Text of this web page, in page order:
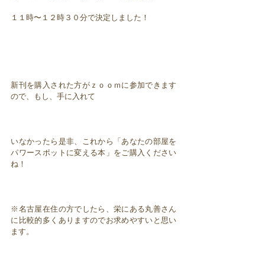
１１時〜１２時３０分で決定しました！
新刊を購入された方がｚｏｏｍに参加できます
ので、もし、手に入れて
いなかったら是非、これから「あなたの部屋を
パワースポットに変える本」をご購入ください
ね！
※名古屋在住の方でしたら、栄にある丸善さん
に比較的多くありますのでお求めやすいと思い
ます。